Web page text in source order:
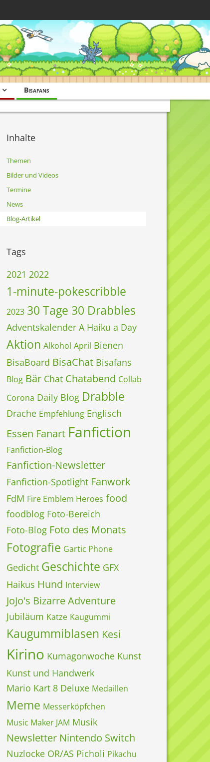
Bisafans
Inhalte
Themen
Bilder und Videos
Termine
News
Blog-Artikel
Tags
2021 2022
1-minute-pokescribble
2023 30 Tage 30 Drabbles
Adventskalender A Haiku a Day
Aktion Alkohol April Bienen
BisaBoard BisaChat Bisafans
Blog Bär Chat Chatabend Collab
Corona Daily Blog Drabble
Drache Empfehlung Englisch
Essen Fanart Fanfiction
Fanfiction-Blog
Fanfiction-Newsletter
Fanfiction-Spotlight Fanwork
FdM Fire Emblem Heroes food
foodblog Foto-Bereich
Foto-Blog Foto des Monats
Fotografie Gartic Phone
Gedicht Geschichte GFX
Haikus Hund Interview
JoJo's Bizarre Adventure
Jubiläum Katze Kaugummi
Kaugummiblasen Kesi
Kirino Kumagonwoche Kunst
Kunst und Handwerk
Mario Kart 8 Deluxe Medaillen
Meme Messerköpfchen
Music Maker JAM Musik
Newsletter Nintendo Switch
Nuzlocke OR/AS Picholi Pikachu